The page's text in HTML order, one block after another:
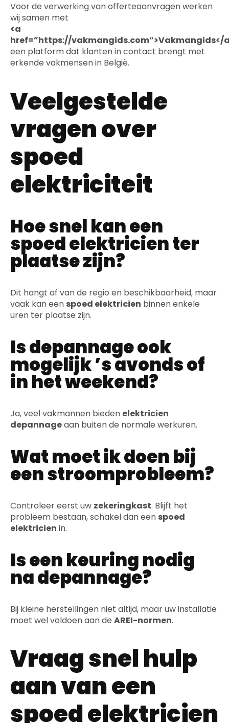
Voor de verwerking van offerteaanvragen werken
wij samen met
<a
href=”https://vakmangids.com”>Vakmangids</
een platform dat klanten in contact brengt met
erkende vakmensen in België.
Veelgestelde
vragen over
spoed
elektriciteit
Hoe snel kan een
spoed elektricien ter
plaatse zijn?
Dit hangt af van de regio en beschikbaarheid, maar
vaak kan een spoed elektricien binnen enkele
uren ter plaatse zijn.
Is depannage ook
mogelijk ’s avonds of
in het weekend?
Ja, veel vakmannen bieden elektricien
depannageaan buiten de normale werkuren.
Wat moet ik doen bij
een stroomprobleem?
Controleer eerst uw zekeringkast. Blijft het
probleem bestaan, schakel dan een spoed
elektricien in.
Is een keuring nodig
na depannage?
Bij kleine herstellingen niet altijd, maar uw installatie
moet wel voldoen aan de AREI-normen.
Vraag snel hulp
aan van een
spoed elektricien